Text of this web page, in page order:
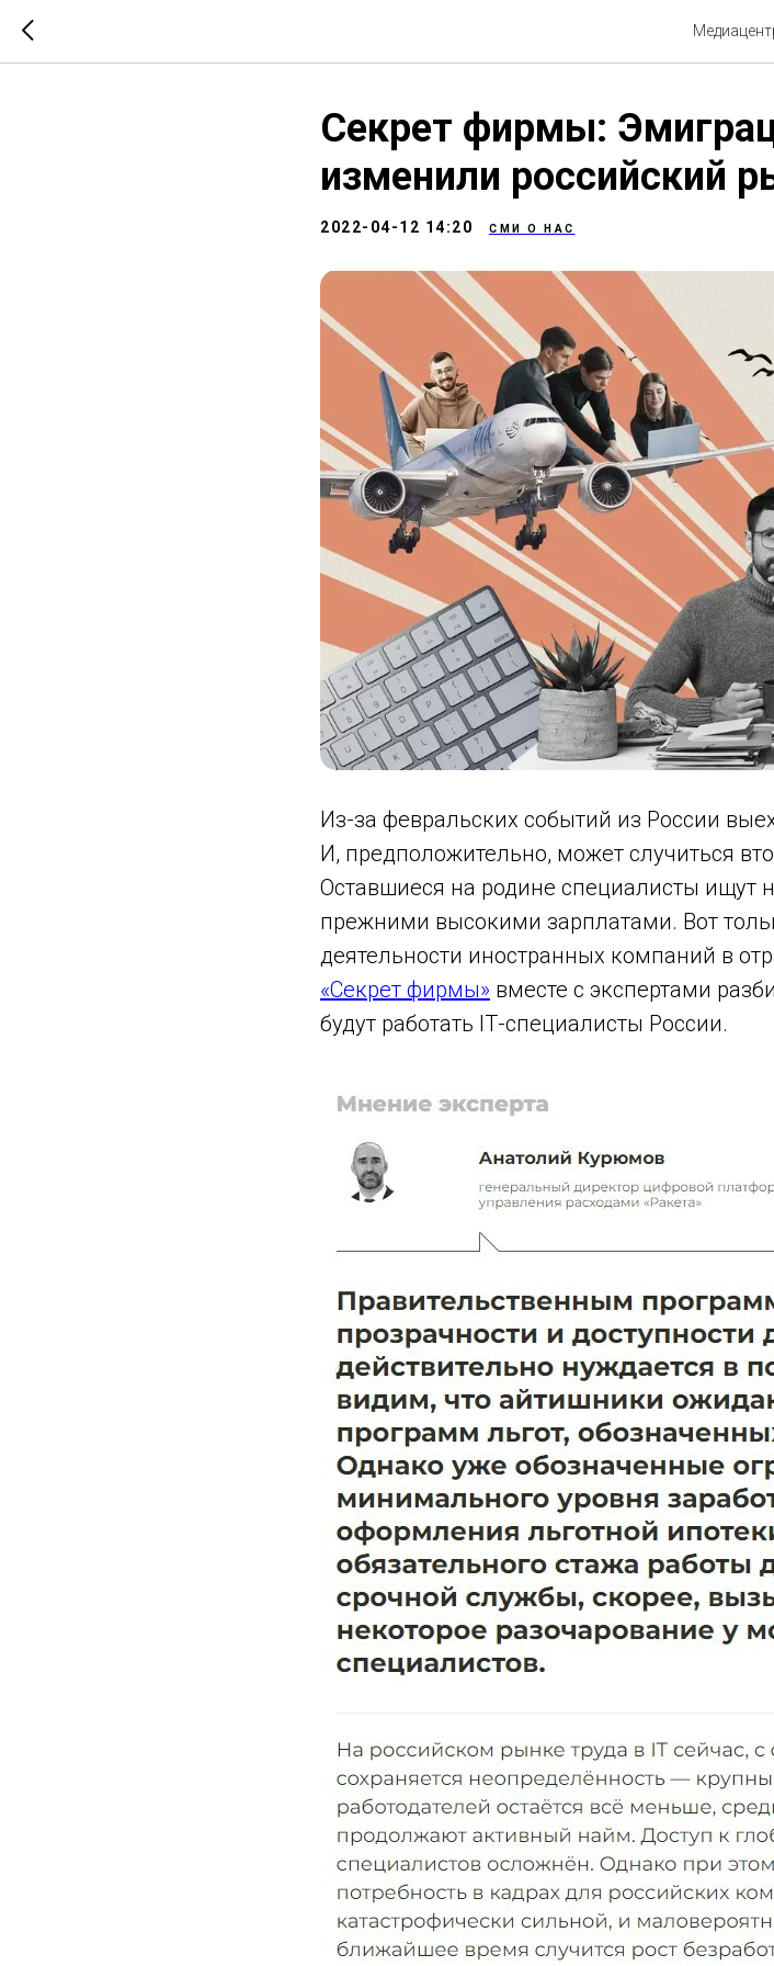
Секрет фирмы:
изменили российский
2022-04-12 14:20 СМИ О НАС
Из-за февральских событий из России
И, предположительно, может случиться
Оставшиеся на родине специалисты ищут
прежними высокими зарплатами. Вот
деятельности иностранных компаний в
«Секрет фирмы» вместе с экспертами
будут работать IТ-специалисты России.